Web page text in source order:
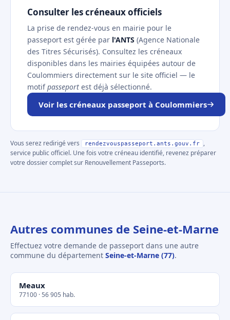
Consulter les créneaux officiels
La prise de rendez-vous en mairie pour le
passeport est gérée par l'ANTS (Agence Nationale
des Titres Sécurisés). Consultez les créneaux
disponibles dans les mairies équipées autour de
Coulommiers directement sur le site officiel — le
motifpasseport est déjà sélectionné.
Voir les créneaux passeport à Coulommiers
Vous serez redirigé vers rendezvouspasseport.ants.gouv.fr
,
service public officiel. Une fois votre créneau identifié, revenez préparer
votre dossier complet sur Renouvellement Passeports.
Autres communes de Seine-et-Marne
Effectuez votre demande de passeport dans une autre
commune du département Seine-et-Marne (77).
Meaux
77100 · 56 905 hab.